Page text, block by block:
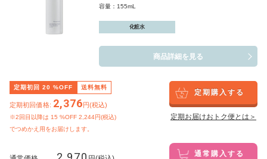
容量：155mL
化粧水
商品詳細を見る
定期初回 20 %OFF 送料無料
定期初回価格: 2,376円(税込)
※2回目以降は 15 %OFF 2,244円(税込)
でつめかえ用をお届けします。
定期購入する
定期お届けおトク便とは＞
通常購入する